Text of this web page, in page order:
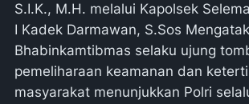
S.I.K., M.H. melalui Kapolsek
I Kadek Darmawan, S.Sos
Bhabinkamtibmas selaku ujung
pemeliharaan keamanan dan
masyarakat menunjukkan Polri